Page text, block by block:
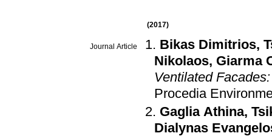
(2017)
Journal Article Bikas Dimitrios,
Nikolaos, Giarma
Ventilated
Procedia
Gaglia Athina,
Dialynas